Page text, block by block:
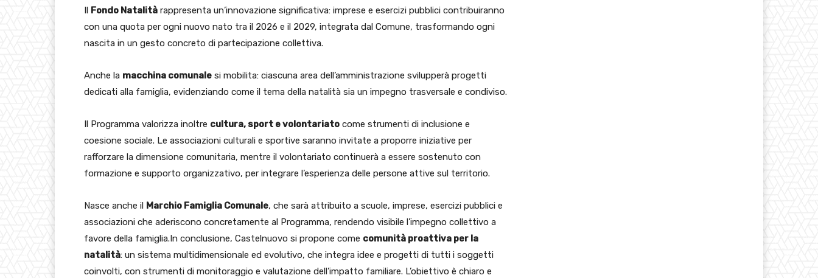
Il Fondo Natalità rappresenta un’innovazione significativa: imprese e esercizi pubblici contribuiranno
con una quota per ogni nuovo nato tra il 2026 e il 2029, integrata dal Comune, trasformando ogni
nascita in un gesto concreto di partecipazione collettiva.
Anche la macchina comunale si mobilita: ciascuna area dell’amministrazione svilupperà progetti
dedicati alla famiglia, evidenziando come il tema della natalità sia un impegno trasversale e condiviso.
Il Programma valorizza inoltre cultura, sport e volontariato come strumenti di inclusione e
coesione sociale. Le associazioni culturali e sportive saranno invitate a proporre iniziative per
rafforzare la dimensione comunitaria, mentre il volontariato continuerà a essere sostenuto con
formazione e supporto organizzativo, per integrare l’esperienza delle persone attive sul territorio.
Nasce anche il Marchio Famiglia Comunale, che sarà attribuito a scuole, imprese, esercizi pubblici e
associazioni che aderiscono concretamente al Programma, rendendo visibile l’impegno collettivo a
favore della famiglia.In conclusione, Castelnuovo si propone come comunità proattiva per la
natalità: un sistema multidimensionale ed evolutivo, che integra idee e progetti di tutti i soggetti
coinvolti, con strumenti di monitoraggio e valutazione dell’impatto familiare. L’obiettivo è chiaro e